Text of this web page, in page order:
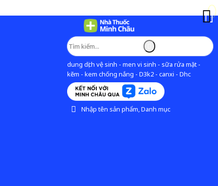
dung dịch vệ sinh - men vi sinh - sữa rửa mặt -
kẽm - kem chống nắng - D3k2 - canxi - Dhc
Nhập tên sản phẩm, Danh mục